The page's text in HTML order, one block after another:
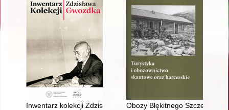
Inwentarz kolekcji Zdzisława GwozdkaObozy Błękitnego Szczepu